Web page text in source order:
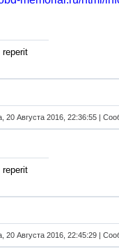
reperit
20 Августа 2016, 22:36:55 |
reperit
20 Августа 2016, 22:45:29 |